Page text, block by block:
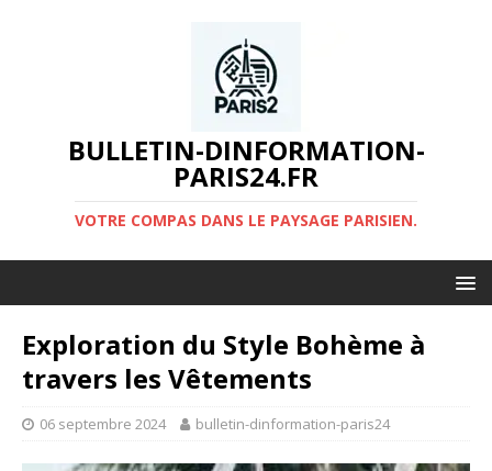
BULLETIN-DINFORMATION-
PARIS24.FR
VOTRE COMPAS DANS LE PAYSAGE PARISIEN.
Exploration du Style Bohème à
travers les Vêtements
06 septembre 2024 bulletin-dinformation-paris24